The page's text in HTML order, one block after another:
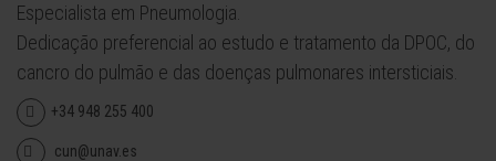
Especialista em Pneumologia.
Dedicação preferencial ao estudo e tratamento da DPOC, do
cancro do pulmão e das doenças pulmonares intersticiais.
+34 948 255 400
cun@unav.es